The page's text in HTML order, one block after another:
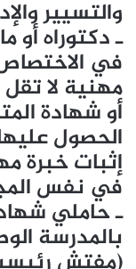
والتسيير
ـ دكتوراه أو
في
مهنية لا
أو شهادة
الحصول
إثبات خبرة
في نفس
ـ حاملي
بالمدرسة